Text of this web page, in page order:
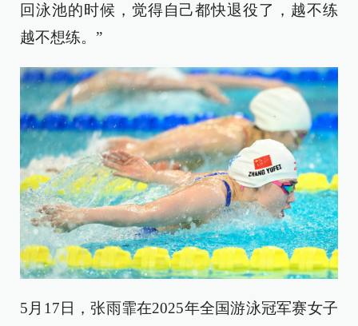
回泳池的时候，觉得自己都快退役了，越不练
越不想练。”
5月17日，张雨霏在2025年全国游泳冠军赛女子